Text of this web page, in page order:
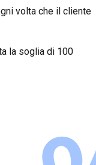
volta che il cliente
la soglia di 100